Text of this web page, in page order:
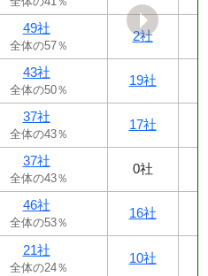
49社
全体の57％
2社
43社
全体の50％
19社
37社
全体の43％
17社
37社
全体の43％
0社
46社
全体の53％
16社
21社
全体の24％
10社